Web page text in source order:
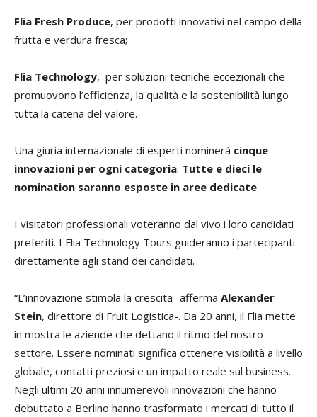
Flia Fresh Produce, per prodotti innovativi nel campo della
frutta e verdura fresca;
Flia Technology, per soluzioni tecniche eccezionali che
promuovono l’efficienza, la qualità e la sostenibilità lungo
tutta la catena del valore.
Una giuria internazionale di esperti nominerà cinque
innovazioni per ogni categoria. Tutte e dieci le
nomination saranno esposte in aree dedicate.
I visitatori professionali voteranno dal vivo i loro candidati
preferiti. I Flia Technology Tours guideranno i partecipanti
direttamente agli stand dei candidati.
“L’innovazione stimola la crescita -afferma Alexander
Stein, direttore di Fruit Logistica-. Da 20 anni, il Flia mette
in mostra le aziende che dettano il ritmo del nostro
settore. Essere nominati significa ottenere visibilità a livello
globale, contatti preziosi e un impatto reale sul business.
Negli ultimi 20 anni innumerevoli innovazioni che hanno
debuttato a Berlino hanno trasformato i mercati di tutto il